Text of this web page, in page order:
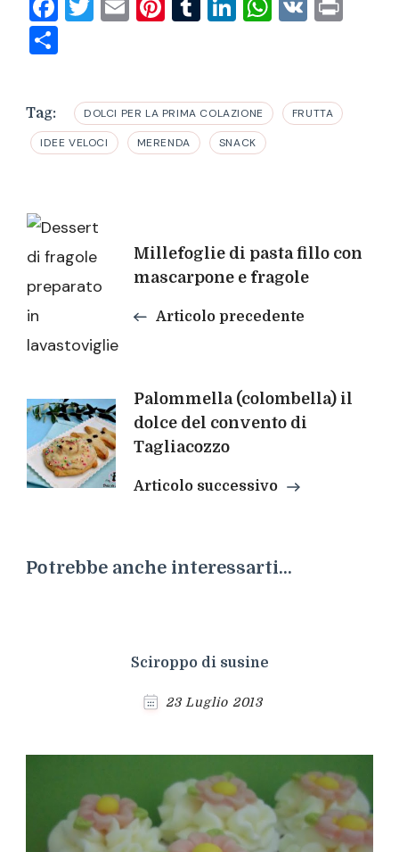
Tag: DOLCI PER LA PRIMA COLAZIONE FRUTTA
IDEE VELOCI MERENDA SNACK
Navigazione
articoliMillefoglie di pasta fillo con
mascarpone e fragole
Articolo precedente
Palommella (colombella) il
dolce del convento di
Tagliacozzo
Articolo successivo
Potrebbe anche interessarti...
Sciroppo di susine
23 Luglio 2013